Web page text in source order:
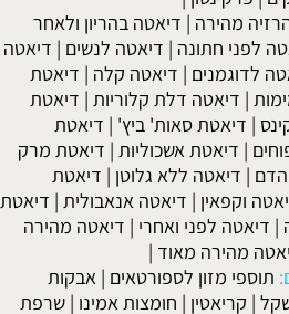
מהירה | דיאטה בהריון ולאחר
לפני חתונה | דיאטה לנשים | דיאטה
לדוגמנים | דיאטה קלה | דיאטת
| דיאטה דלת קלוריות | דיאטת
| דיאטת סאות' ביץ' | דיאטת
| דיאטת אשכוליות | דיאטת מרק
הדם | דיאטה ללא גלוטן | דיאטת
וקפאין | דיאטה אנאבולית | דיאטת
| דיאטה לפני ואחרי | דיאטה מהירה
מהירה מאוד |
תוספי מזון לספורטאים | אבקות
| קריאטין | חומצות אמינו |שרפת